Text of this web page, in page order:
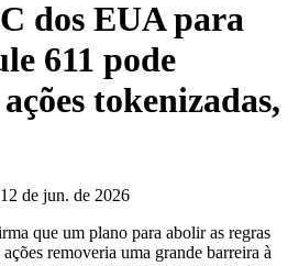
dos EUA para
611 pode
tokenizadas,
12 de jun. de 2026
que um plano para abolir as regras
removeria uma grande barreira à